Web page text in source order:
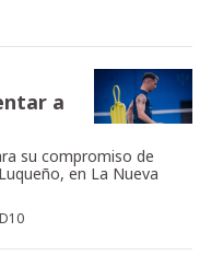
a
su compromiso de
en La Nueva